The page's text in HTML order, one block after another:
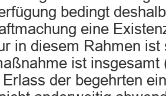
bedingt
eine
in diesem Rahmen ist
ist insgesamt
der begehrten